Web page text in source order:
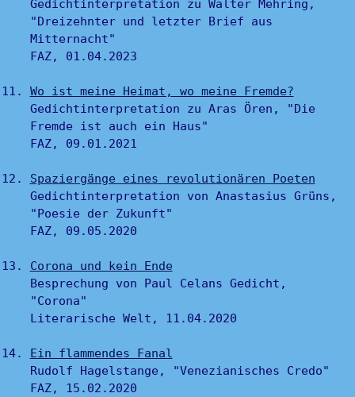
Gedichtinterpretation zu Walter Mehring,
"Dreizehnter und letzter Brief aus
Mitternacht"
FAZ, 01.04.2023
Wo ist meine Heimat, wo meine Fremde?
Gedichtinterpretation zu Aras Ören, "Die
Fremde ist auch ein Haus"
FAZ, 09.01.2021
Spaziergänge eines revolutionären Poeten
Gedichtinterpretation von Anastasius Grüns,
"Poesie der Zukunft"
FAZ, 09.05.2020
Corona und kein Ende
Besprechung von Paul Celans Gedicht,
"Corona"
Literarische Welt, 11.04.2020
Ein flammendes Fanal
Rudolf Hagelstange, "Venezianisches Credo"
FAZ, 15.02.2020